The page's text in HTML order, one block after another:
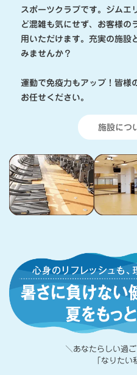
スポーツクラブです。ジムエ
ど混雑も気にせず、お客様の
用いただけます。充実の施設
みませんか？
運動で免疫力もアップ！皆様
お任せください。
施設につ
心
身
の
リ
＼あなたらしい過
「なりたい